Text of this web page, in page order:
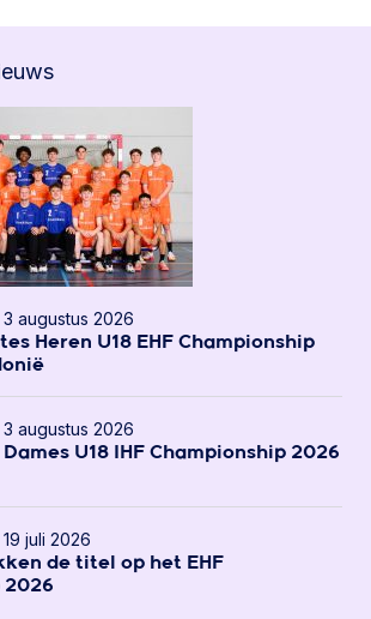
augustus 2026
Heren U18 EHF Championship
augustus 2026
U18 IHF Championship 2026
juli 2026
de titel op het EHF
2026